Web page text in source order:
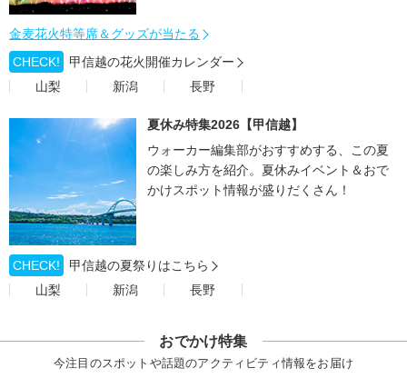
金麦花火特等席＆グッズが当たる
CHECK!
甲信越の花火開催カレンダー
山梨
新潟 長野
夏休み特集2026【甲信越】
ウォーカー編集部がおすすめする、この夏
の楽しみ方を紹介。夏休みイベント＆おで
かけスポット情報が盛りだくさん！
CHECK!
甲信越の夏祭りはこちら
山梨
新潟 長野
おでかけ特集
今注目のスポットや話題のアクティビティ情報をお届け